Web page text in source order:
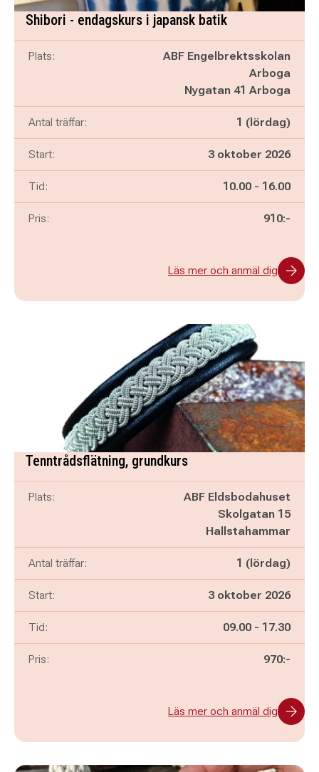
Shibori - endagskurs i japansk batik
Plats:
ABF Engelbrektsskolan
Arboga
Nygatan 41 Arboga
Antal träffar: 1 (lördag)
Start: 3 oktober 2026
Tid: Pågår mellan
10.00 - och
16.00
Pris: 910:-
Läs mer och anmäl dig
Tenntrådsflätning, grundkurs
Plats:
ABF Eldsbodahuset
Skolgatan 15
Hallstahammar
Antal träffar: 1 (lördag)
Start: 3 oktober 2026
Tid: Pågår mellan
09.00 - och
17.30
Pris: 970:-
Läs mer och anmäl dig